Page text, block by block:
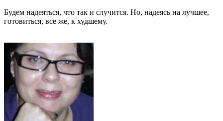
Будем надеяться, что так и случится. Но, надеясь на лучшее,
готовиться, все же, к худшему.